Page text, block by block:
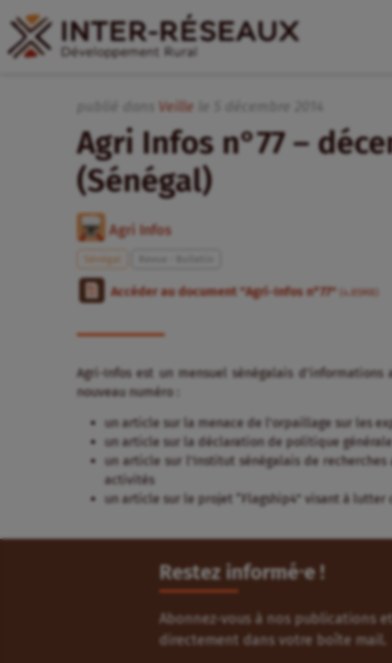
Veille
Agri Infos n°77 –
(Sénégal)
Agri Infos
Sénégal
Accéder au document "Agri-Infos n°77" (4.85MB)
Agri-Infos est un mensuel sénégalais
nouveau numéro :
un article sur la menace de l’orpaillage sur les
un article sur la déclaration de politique
un article sur l’Institut sénégalais de
activités
un article sur le projet “Flagship4” visant à
Restez informé⸱e !
Abonnez-vous à nos publications
directement dans votre boîte mail.